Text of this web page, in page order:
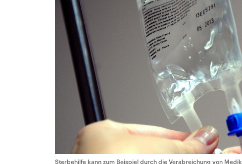
Sterbehilfe kann zum Beispiel durch die Verabreichung von